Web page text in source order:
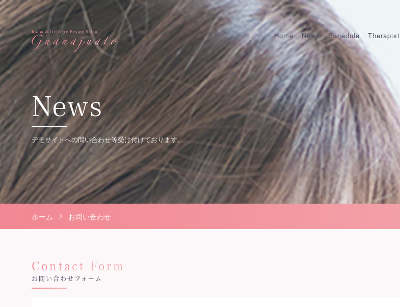
Home News Schedule Therapist
News
デモサイトへの問い合わせ等受け付けております。
ホーム お問い合わせ
お問い合わせフォーム